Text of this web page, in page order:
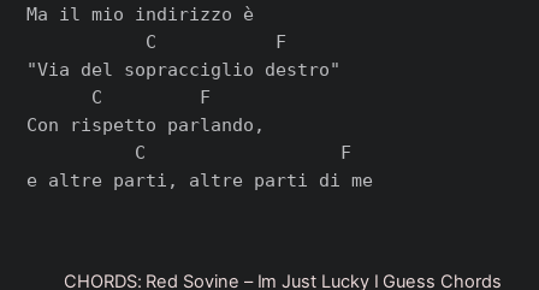
Ma il mio indirizzo è
           C           F
"Via del sopracciglio destro"
      C         F
Con rispetto parlando,
          C                  F
CHORDS: Red Sovine – Im Just Lucky I Guess Chords